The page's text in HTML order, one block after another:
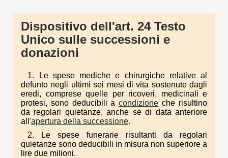
Dispositivo dell'art. 24 Testo
Unico sulle successioni e
donazioni
1. Le spese mediche e chirurgiche relative al
defunto negli ultimi sei mesi di vita sostenute dagli
eredi, comprese quelle per ricoveri, medicinali e
protesi, sono deducibili acondizione che risultino
da regolari quietanze, anche se di data anteriore
all'apertura della successione.
2. Le spese funerarie risultanti da regolari
quietanze sono deducibili in misura non superiore a
lire due milioni.